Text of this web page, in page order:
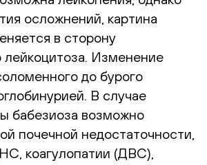
осложнений, картина
в сторону
лейкоцитоза. Изменение
до бурого
В случае
бабезиоза возможно
почечной недостаточности,
коагулопатии (ДВС),